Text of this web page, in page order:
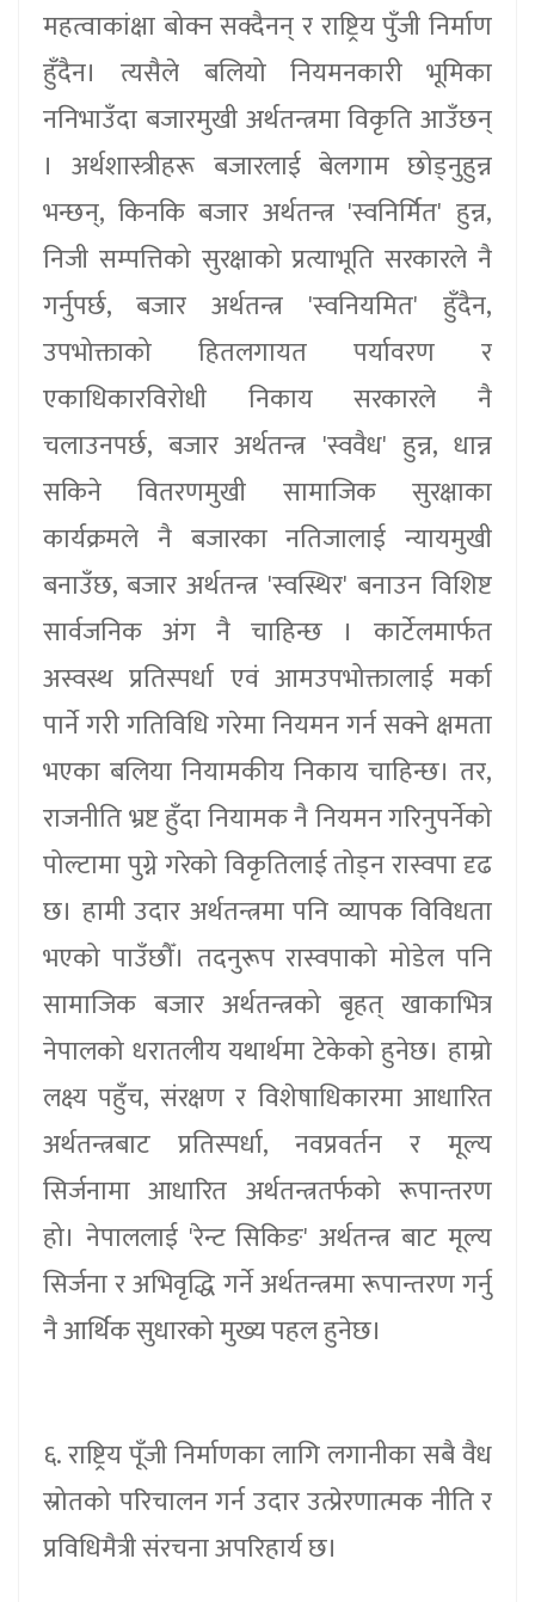
महत्वाकांक्षा बोक्न सक्दैनन् र राष्ट्रिय पुँजी निर्माण
हुँदैन। त्यसैले बलियो नियमनकारी भूमिका
ननिभाउँदा बजारमुखी अर्थतन्त्रमा विकृति आउँछन्
। अर्थशास्त्रीहरू बजारलाई बेलगाम छोड्नुहुन्न
भन्छन्, किनकि बजार अर्थतन्त्र 'स्वनिर्मित' हुन्न,
निजी सम्पत्तिको सुरक्षाको प्रत्याभूति सरकारले नै
गर्नुपर्छ, बजार अर्थतन्त्र 'स्वनियमित' हुँदैन,
उपभोक्ताको हितलगायत पर्यावरण र
एकाधिकारविरोधी निकाय सरकारले नै
चलाउनपर्छ, बजार अर्थतन्त्र 'स्ववैध' हुन्न, धान्न
सकिने वितरणमुखी सामाजिक सुरक्षाका
कार्यक्रमले नै बजारका नतिजालाई न्यायमुखी
बनाउँछ, बजार अर्थतन्त्र 'स्वस्थिर' बनाउन विशिष्ट
सार्वजनिक अंग नै चाहिन्छ । कार्टेलमार्फत
अस्वस्थ प्रतिस्पर्धा एवं आमउपभोक्तालाई मर्का
पार्ने गरी गतिविधि गरेमा नियमन गर्न सक्ने क्षमता
भएका बलिया नियामकीय निकाय चाहिन्छ। तर,
राजनीति भ्रष्ट हुँदा नियामक नै नियमन गरिनुपर्नेको
पोल्टामा पुग्ने गरेको विकृतिलाई तोड्न रास्वपा दृढ
छ। हामी उदार अर्थतन्त्रमा पनि व्यापक विविधता
भएको पाउँछौँ। तदनुरूप रास्वपाको मोडेल पनि
सामाजिक बजार अर्थतन्त्रको बृहत् खाकाभित्र
नेपालको धरातलीय यथार्थमा टेकेको हुनेछ। हाम्रो
लक्ष्य पहुँच, संरक्षण र विशेषाधिकारमा आधारित
अर्थतन्त्रबाट प्रतिस्पर्धा, नवप्रवर्तन र मूल्य
सिर्जनामा आधारित अर्थतन्त्रतर्फको रूपान्तरण
हो। नेपाललाई 'रेन्ट सिकिङ' अर्थतन्त्र बाट मूल्य
सिर्जना र अभिवृद्धि गर्ने अर्थतन्त्रमा रूपान्तरण गर्नु
नै आर्थिक सुधारको मुख्य पहल हुनेछ।
६. राष्ट्रिय पूँजी निर्माणका लागि लगानीका सबै वैध
स्रोतको परिचालन गर्न उदार उत्प्रेरणात्मक नीति र
प्रविधिमैत्री संरचना अपरिहार्य छ।